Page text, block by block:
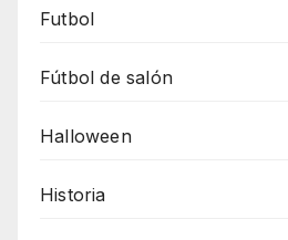
Futbol
Fútbol de salón
Halloween
Historia